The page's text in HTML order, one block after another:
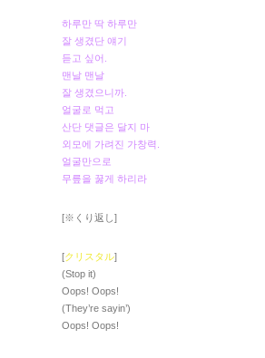
하루만 딱 하루만
잘 생겼단 얘기
듣고 싶어.
맨날 맨날
잘 생겼으니까.
얼굴로 먹고
산단 댓글은 달지 마
외모에 가려진 가창력.
얼굴만으로
무릎을 꿇게 하리라
[※くり返し]
[クリスタル]
(Stop it)
Oops! Oops!
(They’re sayin’)
Oops! Oops!